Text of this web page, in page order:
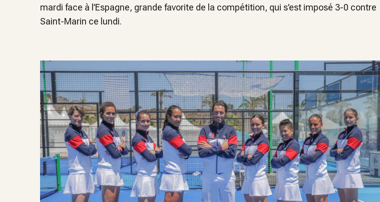
mardi face à l’Espagne, grande favorite de la compétition, qui s’est imposé 3-0 contre
Saint-Marin ce lundi.